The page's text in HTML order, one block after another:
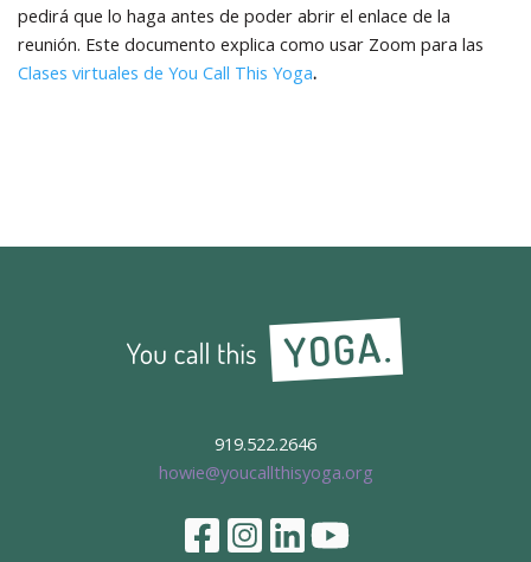
pedirá que lo haga antes de poder abrir el enlace de la
reunión. Este documento explica como usar Zoom para las
Clases virtuales de You Call This Yoga.
919.522.2646
howie@youcallthisyoga.org